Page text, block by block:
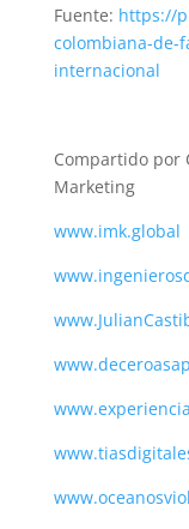
Fuente: https://
colombiana-de-
internacional
Compartido por
Marketing
www.imk.global